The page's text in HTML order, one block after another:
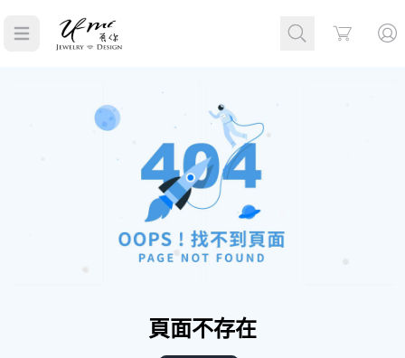
Cart
頁面不存在